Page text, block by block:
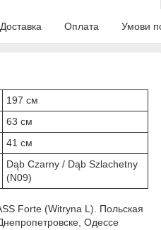
Доставка Оплата Умови
197 см
63 см
41 см
Dąb Czarny / Dąb Szlachetny
(N09)